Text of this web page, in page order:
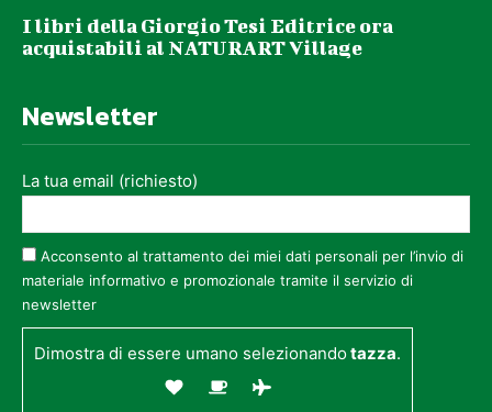
I libri della Giorgio Tesi Editrice ora
acquistabili al NATURART Village
Newsletter
La tua email (richiesto)
Acconsento al trattamento dei miei dati personali per l’invio di
materiale informativo e promozionale tramite il servizio di
newsletter
Dimostra di essere umano selezionandotazza.